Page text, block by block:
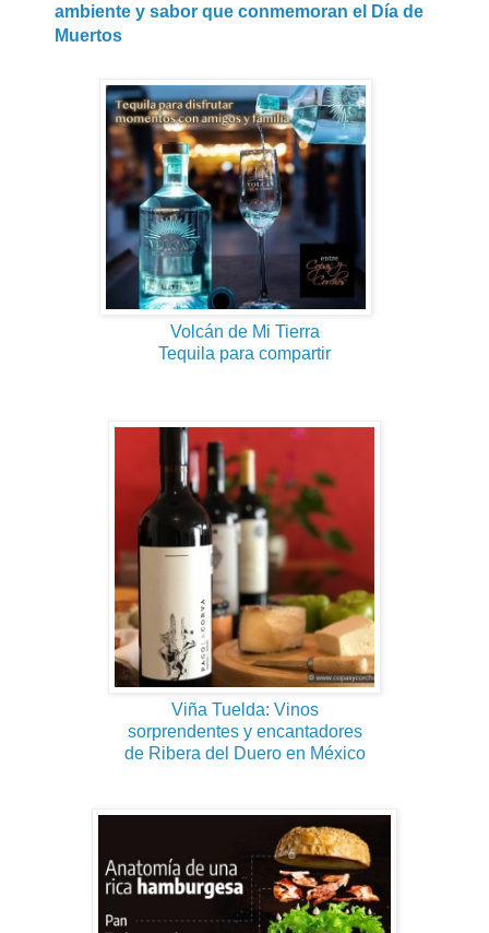
ambiente y sabor que conmemoran el Día de
Muertos
Volcán de Mi Tierra
Tequila para compartir
Viña Tuelda: Vinos
sorprendentes y encantadores
de Ribera del Duero en México